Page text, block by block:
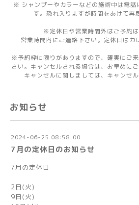
※ シャンプーやカラーなどの施術中は電話
す。恐れ入りますが時間をあけて再
※定休日や営業時間外はご予約は
営業時間内にご連絡下さい。定休日はカ
※予約枠に限りがありますので、確実にご
さい。キャンセルされる場合は、お早めに
キャンセルに関しましては、キャンセ
お知らせ
2024-06-25 08:58:00
7月の定休日のお知らせ
7月の定休日
2日(火)
9日(火)